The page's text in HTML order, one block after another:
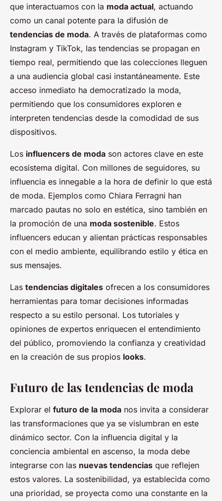
que interactuamos con la moda actual, actuando
como un canal potente para la difusión de
tendencias de moda. A través de plataformas como
Instagram y TikTok, las tendencias se propagan en
tiempo real, permitiendo que las colecciones lleguen
a una audiencia global casi instantáneamente. Este
acceso inmediato ha democratizado la moda,
permitiendo que los consumidores exploren e
interpreten tendencias desde la comodidad de sus
dispositivos.
Los influencers de moda son actores clave en este
ecosistema digital. Con millones de seguidores, su
influencia es innegable a la hora de definir lo que está
de moda. Ejemplos como Chiara Ferragni han
marcado pautas no solo en estética, sino también en
la promoción de una moda sostenible. Estos
influencers educan y alientan prácticas responsables
con el medio ambiente, equilibrando estilo y ética en
sus mensajes.
Las tendencias digitales ofrecen a los consumidores
herramientas para tomar decisiones informadas
respecto a su estilo personal. Los tutoriales y
opiniones de expertos enriquecen el entendimiento
del público, promoviendo la confianza y creatividad
en la creación de sus propios looks.
Futuro de las tendencias de moda
Explorar el futuro de la moda nos invita a considerar
las transformaciones que ya se vislumbran en este
dinámico sector. Con la influencia digital y la
conciencia ambiental en ascenso, la moda debe
integrarse con las nuevas tendencias que reflejen
estos valores. La sostenibilidad, ya establecida como
una prioridad, se proyecta como una constante en la